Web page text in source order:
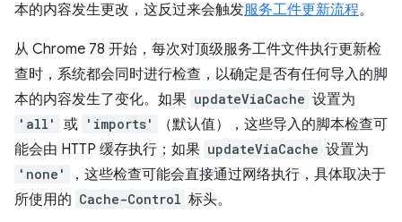
本的内容发生更改，这反过来会触发服务工件更新流程。
从 Chrome 78 开始，每次对顶级服务工件文件执行更新检
查时，系统都会同时进行检查，以确定是否有任何导入的脚
本的内容发生了变化。如果 updateViaCache 设置为
'all' 或 'imports'
（默认值），这些导入的脚本检查可
能会由 HTTP 缓存执行；如果 updateViaCache 设置为
'none'
，这些检查可能会直接通过网络执行，具体取决于
所使用的 Cache-Control 标头。